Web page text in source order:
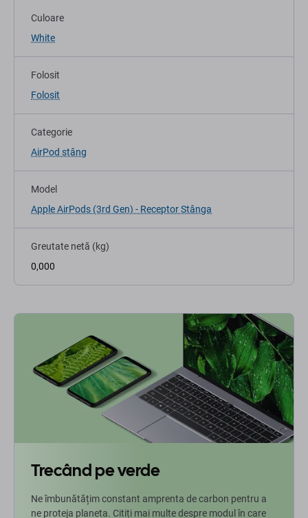
Culoare
White
Folosit
Folosit
Categorie
AirPod stâng
Model
Apple AirPods (3rd Gen) - Receptor Stânga
Greutate netă (kg)
0,000
Trecând pe verde
Ne îmbunătățim constant amprenta de carbon pentru a
ne proteja planeta. Citiți mai multe despre modul în care